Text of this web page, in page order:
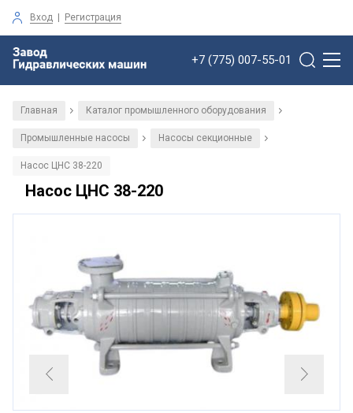
Вход | Регистрация
+7 (775) 007-55-01
Главная / Каталог промышленного оборудования /
Промышленные насосы / Насосы секционные /
Насос ЦНС 38-220
Насос ЦНС 38-220